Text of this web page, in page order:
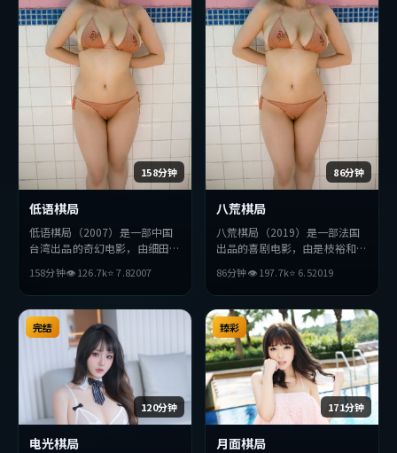
158分钟
低语棋局
低语棋局（2007）是一部中国
台湾出品的奇幻电影，由细田守
俐等主演。影片在叙事与视听上
力求突破，探讨人性与抉择，节
奏张弛有度，适合喜欢该类型的
观众完整观看。
158分钟👁126.7k⭐7.82007
86分钟
八荒棋局
八荒棋局（2019）是一部法国
出品的喜剧电影，由是枝裕和执
主演。影片在叙事与视听上力求
突破，探讨人性与抉择，节奏张
弛有度，适合喜欢该类型的观众
完整观看。
86分钟👁197.7k⭐ 6.52019
120分钟
完结
电光棋局
171分钟
臻彩
月面棋局